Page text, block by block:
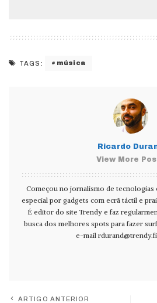
TAGS: música
Ricardo
View More
Começou no jornalismo de tecnologias
especial por gadgets com ecrã táctil e
É editor do site Trendy e faz
busca dos melhores spots para fazer
e-mail
ARTIGO ANTERIOR